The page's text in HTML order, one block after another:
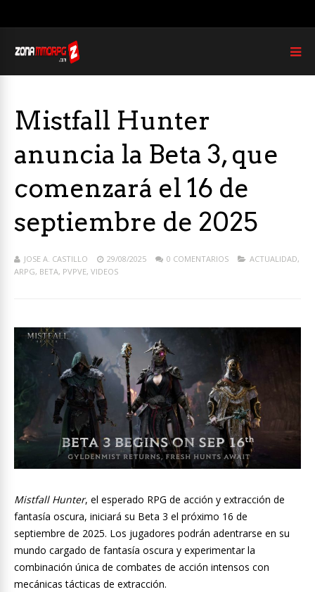
Mistfall Hunter
anuncia la Beta 3, que
comenzará el 16 de
septiembre de 2025
JOSE A. CASTILLO 29/08/2025 0 COMENTARIOS ACTUALIDAD,
ARPG, BETA, PVPVE, VIDEOS
Mistfall Hunter, el esperado RPG de acción y extracción de
fantasía oscura, iniciará su Beta 3 el próximo 16 de
septiembre de 2025. Los jugadores podrán adentrarse en su
mundo cargado de fantasía oscura y experimentar la
combinación única de combates de acción intensos con
mecánicas tácticas de extracción.